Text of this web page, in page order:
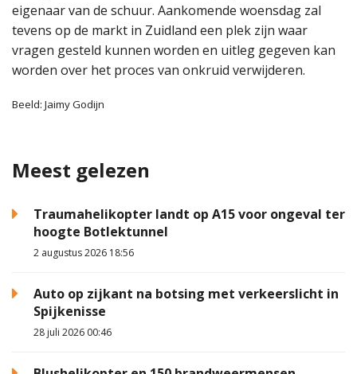
eigenaar van de schuur. Aankomende woensdag zal
tevens op de markt in Zuidland een plek zijn waar
vragen gesteld kunnen worden en uitleg gegeven kan
worden over het proces van onkruid verwijderen.
Beeld: Jaimy Godijn
Meest gelezen
Traumahelikopter landt op A15 voor ongeval ter
hoogte Botlektunnel
2 augustus 2026 18:56
Auto op zijkant na botsing met verkeerslicht in
Spijkenisse
28 juli 2026 00:46